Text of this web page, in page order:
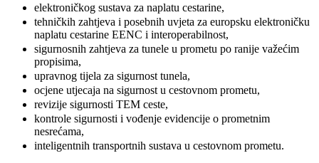
elektroničkog sustava za naplatu cestarine,
tehničkih zahtjeva i posebnih uvjeta za europsku elektroničku
naplatu cestarine EENC i interoperabilnost,
sigurnosnih zahtjeva za tunele u prometu po ranije važećim
propisima,
upravnog tijela za sigurnost tunela,
ocjene utjecaja na sigurnost u cestovnom prometu,
revizije sigurnosti TEM ceste,
kontrole sigurnosti i vođenje evidencije o prometnim
nesrećama,
inteligentnih transportnih sustava u cestovnom prometu.